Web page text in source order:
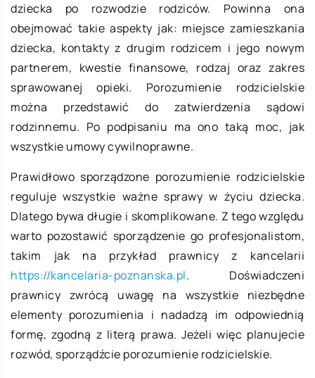
dziecka po rozwodzie rodziców. Powinna ona
obejmować takie aspekty jak: miejsce zamieszkania
dziecka, kontakty z drugim rodzicem i jego nowym
partnerem, kwestie finansowe, rodzaj oraz zakres
sprawowanej opieki. Porozumienie rodzicielskie
można przedstawić do zatwierdzenia sądowi
rodzinnemu. Po podpisaniu ma ono taką moc, jak
wszystkie umowy cywilnoprawne.
Prawidłowo sporządzone porozumienie rodzicielskie
reguluje wszystkie ważne sprawy w życiu dziecka.
Dlatego bywa długie i skomplikowane. Z tego względu
warto pozostawić sporządzenie go profesjonalistom,
takim jak na przykład prawnicy z kancelarii
https://kancelaria-poznanska.pl. Doświadczeni
prawnicy zwrócą uwagę na wszystkie niezbędne
elementy porozumienia i nadadzą im odpowiednią
formę, zgodną z literą prawa. Jeżeli więc planujecie
rozwód, sporządźcie porozumienie rodzicielskie.